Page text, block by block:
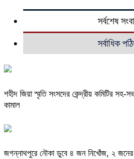
সর্বশেষ
সর্বাধিক
শহীদ জিয়া স্মৃতি সংসদের কেন্দ্রীয় কমিটির সহ-
কামাল
জগন্নাথপুরে নৌকা ডুবে ৪ জন নিখোঁজ, ২ জনের